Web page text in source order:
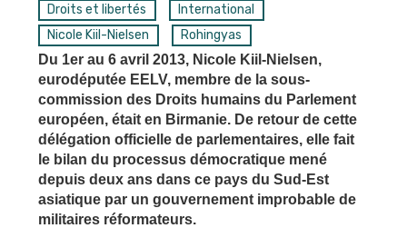
Droits et libertés
International
Nicole Kiil-Nielsen
Rohingyas
Du 1er au 6 avril 2013, Nicole Kiil-Nielsen,
eurodéputée EELV, membre de la sous-
commission des Droits humains du Parlement
européen, était en Birmanie. De retour de cette
délégation officielle de parlementaires, elle fait
le bilan du processus démocratique mené
depuis deux ans dans ce pays du Sud-Est
asiatique par un gouvernement improbable de
militaires réformateurs.